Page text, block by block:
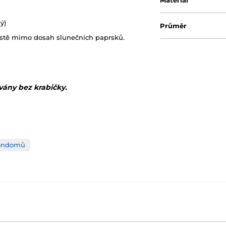
mimo dosah slunečních paprsků.
bez krabičky.
Průměr